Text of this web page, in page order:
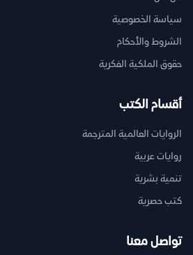
سياسة الخصوصية
الشروط والأحكام
حقوق الملكية الفكرية
أقسام الكتب
الروايات العالمية المترجمة
روايات عربية
تنمية بشرية
كتب حصرية
تواصل معنا